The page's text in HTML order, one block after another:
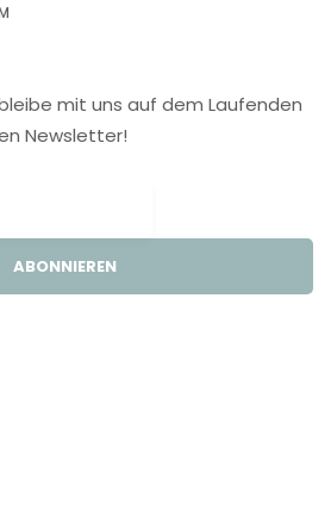
mit uns auf dem Laufenden
Newsletter!
ABONNIEREN